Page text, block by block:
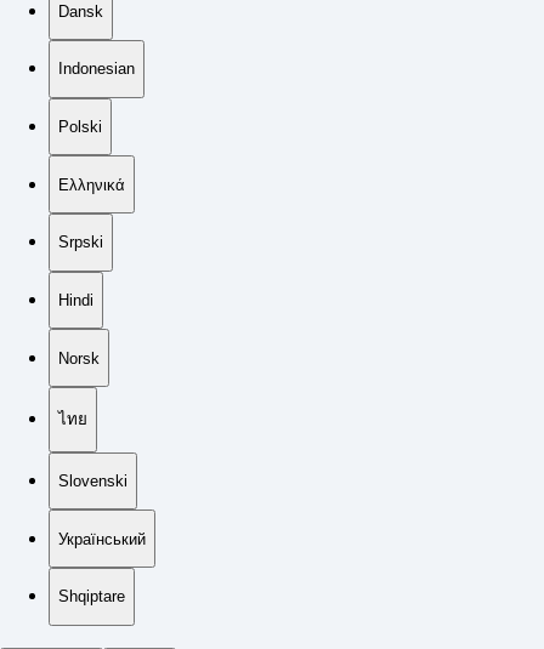
Dansk
Indonesian
Polski
Ελληνικά
Srpski
Hindi
Norsk
ไทย
Slovenski
Український
Shqiptare